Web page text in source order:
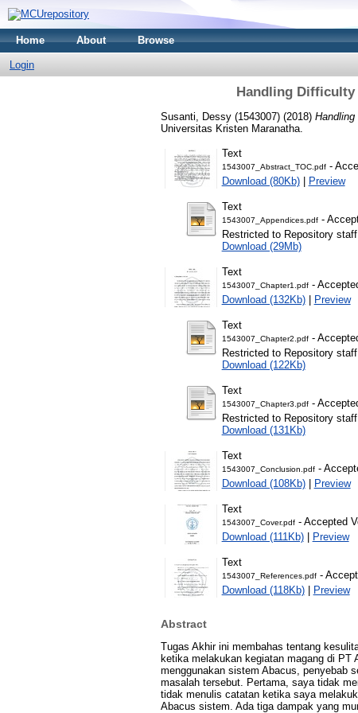
Home About Browse
Login
Handling Difficulty
Susanti, Dessy (1543007)(2018)
Universitas Kristen Maranatha.
Text
1543007_Abstract_TOC.pdf-
Download (80Kb)| Preview
Text
1543007_Appendices.pdf-
Restricted to Repository
Download (29Mb)
Text
1543007_Chapter1.pdf-
Download (132Kb)| Preview
Text
1543007_Chapter2.pdf-
Restricted to Repository
Download (122Kb)
Text
1543007_Chapter3.pdf-
Restricted to Repository
Download (131Kb)
Text
1543007_Conclusion.pdf-
Download (108Kb)| Preview
Text
1543007_Cover.pdf- Accepted
Download (111Kb)| Preview
Text
1543007_References.pdf-
Download (118Kb)| Preview
Abstract
Tugas Akhir ini membahas tentang
ketika melakukan kegiatan magang di PT
menggunakan sistem Abacus, penyebab
masalah tersebut. Pertama, saya tidak
tidak menulis catatan ketika saya
Abacus sistem. Ada tiga dampak yang